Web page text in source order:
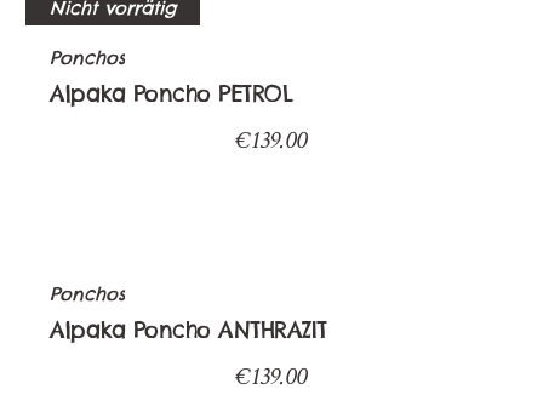
Nicht vorrätig
Ponchos
Alpaka Poncho PETROL
€139.00
Ponchos
Alpaka Poncho ANTHRAZIT
€139.00